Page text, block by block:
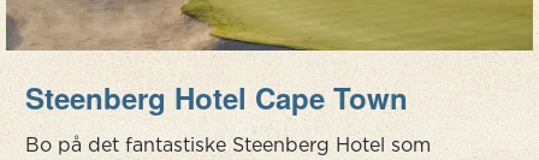
Steenberg Hotel Cape Town
Bo på det fantastiske Steenberg Hotel som